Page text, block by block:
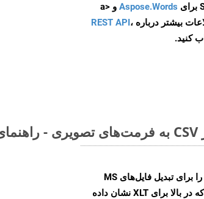
Aspose.Words
و <a
REST API،
Aspose.Cells Cloud SDK راه‌حل‌های سریع و آسانی را برای تبدیل فایل‌های MS
Excel به فرمت‌های تصویری مختلف، مشابه فرآیندی که در بالا برای XLT نشان داده